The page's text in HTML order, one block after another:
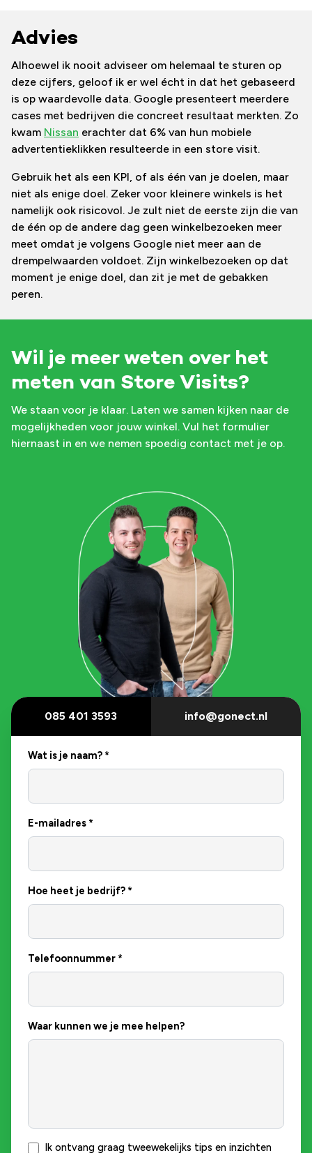
Advies
Alhoewel ik nooit adviseer om helemaal te sturen op
deze cijfers, geloof ik er wel écht in dat het gebaseerd
is op waardevolle data. Google presenteert meerdere
cases met bedrijven die concreet resultaat merkten. Zo
kwam Nissan erachter dat 6% van hun mobiele
advertentieklikken resulteerde in een store visit.
Gebruik het als een KPI, of als één van je doelen, maar
niet als enige doel. Zeker voor kleinere winkels is het
namelijk ook risicovol. Je zult niet de eerste zijn die van
de één op de andere dag geen winkelbezoeken meer
meet omdat je volgens Google niet meer aan de
drempelwaarden voldoet. Zijn winkelbezoeken op dat
moment je enige doel, dan zit je met de gebakken
peren.
Wil je meer weten over het
meten van Store Visits?
We staan voor je klaar. Laten we samen kijken naar de
mogelijkheden voor jouw winkel. Vul het formulier
hiernaast in en we nemen spoedig contact met je op.
085 401 3593 info@gonect.nl
Wat is je naam?*
E-mailadres*
Hoe heet je bedrijf?*
Telefoonnummer*
Waar kunnen we je mee helpen?
Ik ontvang graag tweewekelijks tips en inzichten